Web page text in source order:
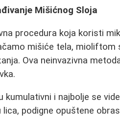
Mišićnog Sloja
procedura koja koristi
mišiće tela,
Ova neinvazivna
kumulativni i najbolje se
podigne opuštene